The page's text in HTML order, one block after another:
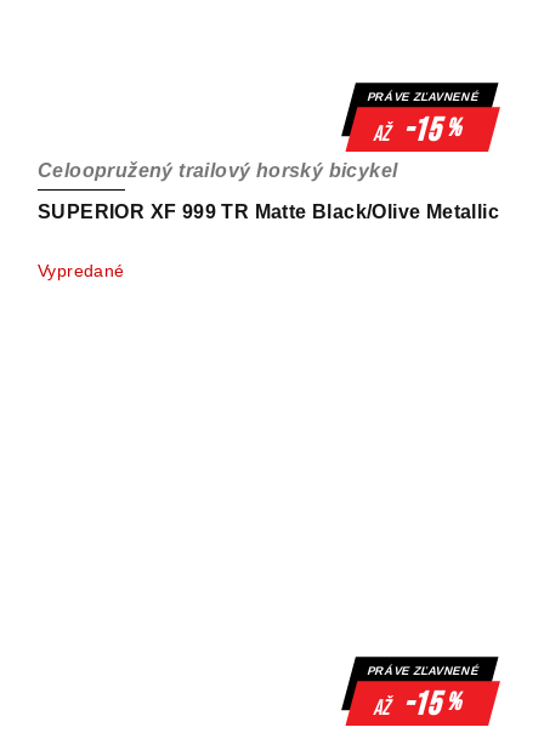
PRÁVE ZĽAVNENÉ
až -15%
SUPERIOR XF 999 TR Matte Black/Olive Metallic
Celoopružený trailový horský bicykel
Vypredané
PRÁVE ZĽAVNENÉ
až -15%